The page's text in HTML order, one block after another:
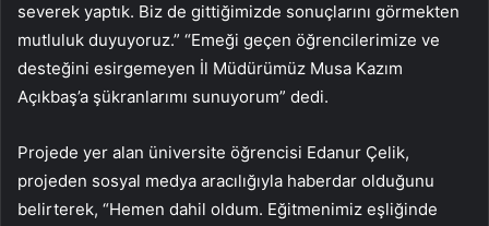
severek yaptık. Biz de gittiğimizde sonuçlarını görmekten
mutluluk duyuyoruz.” “Emeği geçen öğrencilerimize ve
desteğini esirgemeyen İl Müdürümüz Musa Kazım
Açıkbaş’a şükranlarımı sunuyorum” dedi.
Projede yer alan üniversite öğrencisi Edanur Çelik,
projeden sosyal medya aracılığıyla haberdar olduğunu
belirterek, “Hemen dahil oldum. Eğitmenimiz eşliğinde